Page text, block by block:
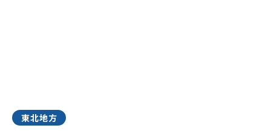
東北地方